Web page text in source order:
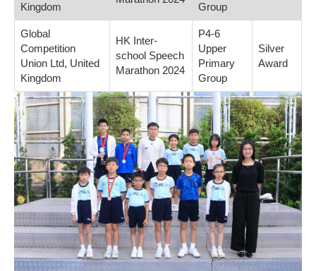
Kingdom
Group
Global
Competition
Union Ltd, United
Kingdom
HK Inter-
school Speech
Marathon 2024
P4-6
Upper
Primary
Group
Silver
Award